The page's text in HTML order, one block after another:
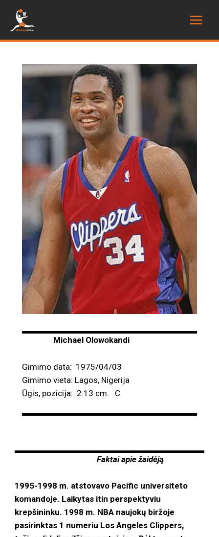
Michael Olowokandi
Gimimo data: 1975/04/03
Gimimo vieta: Lagos, Nigerija
Ūgis, pozicija: 2.13 cm. C
Faktai apie žaidėją
1995-1998 m. atstovavo Pacific universiteto
komandoje. Laikytas itin perspektyviu
krepšininku. 1998 m. NBA naujokų biržoje
pasirinktas 1 numeriu Los Angeles Clippers,